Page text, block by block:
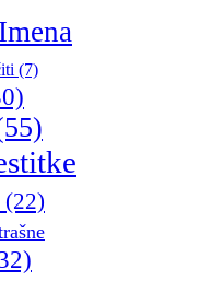
Imena
(7)
(22)